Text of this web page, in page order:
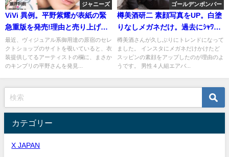
ジャニーズ
ViVi 異例。平野紫耀が表紙の緊
急重版を発売!理由と売り上げ
は？画像
最近、ヴィジュアル系御用達の原宿のセレ
クトショップのサイトを覗いていると、衣
装提供してるアーティストの欄に、まさか
のキンプリの平野さんを発見...
ゴールデンボンバー
樽美酒研二 素顔写真をUP。白塗
りなしメガネだけ。過去にｼｬﾜｰ(ｲ
ｹﾒﾝ画像)
樽美酒さんが久しぶりにトレンドになって
ました。 インスタにメガネだけかけたど
スッピンの素顔をアップしたのが理由のよ
うです。 男性４人組エアバ...
カテゴリー
X JAPAN